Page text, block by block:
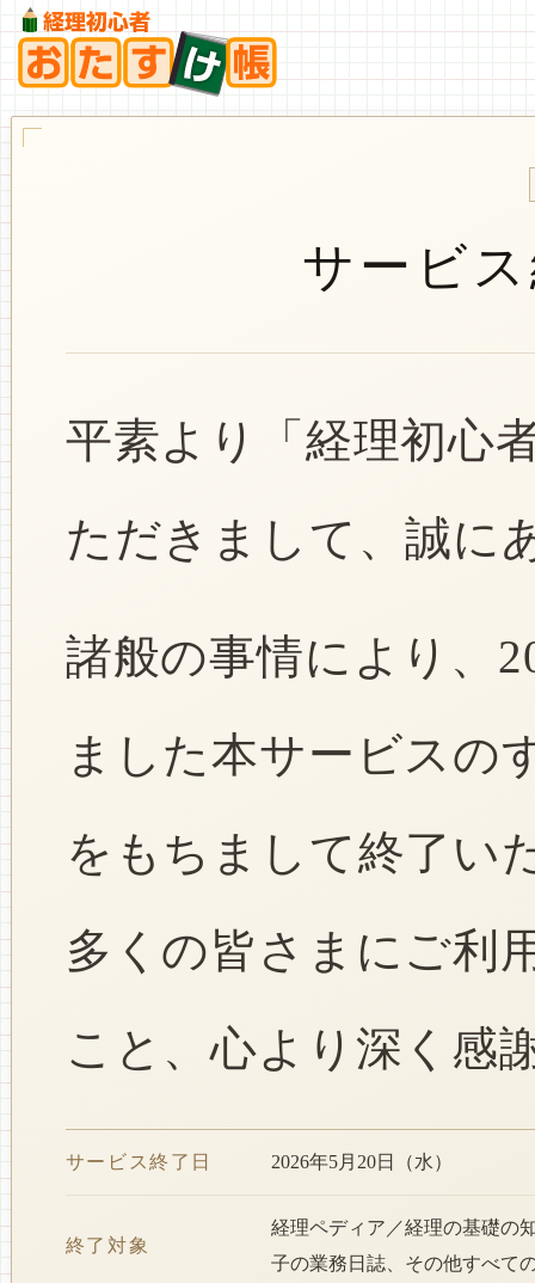
サービ
平素より「経理初心
ただきまして、誠に
諸般の事情により、
ました本サービスの
をもちまして終了い
多くの皆さまにご利
こと、心より深く感
サービス終了日 2026年5月20日（水）
終了対象
経理ペディア／経理の基礎の
子の業務日誌、その他すべて